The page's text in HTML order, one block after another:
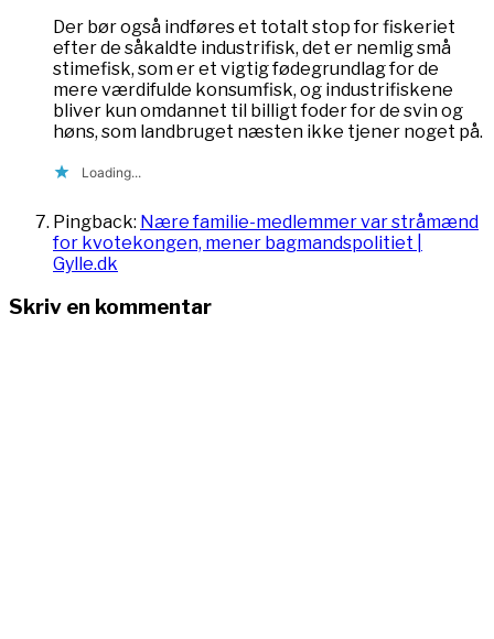
Der bør også indføres et totalt stop for fiskeriet
efter de såkaldte industrifisk, det er nemlig små
stimefisk, som er et vigtig fødegrundlag for de
mere værdifulde konsumfisk, og industrifiskene
bliver kun omdannet til billigt foder for de svin og
høns, som landbruget næsten ikke tjener noget på.
Loading...
Pingback: Nære familie-medlemmer var stråmænd
for kvotekongen, mener bagmandspolitiet |
Gylle.dk
Skriv en kommentar